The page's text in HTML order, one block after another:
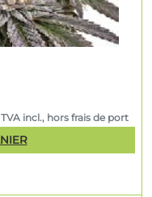
TVA incl., hors frais de port